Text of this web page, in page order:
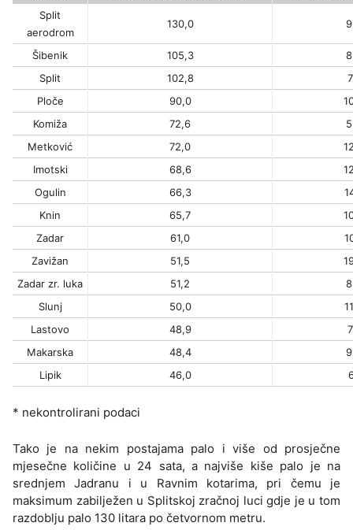
Split
aerodrom
130,0
Šibenik 105,3
Split
102,8
Ploče
90,0
Komiža
72,6
Metković
72,0
Imotski
68,6
Ogulin
66,3
Knin
65,7
Zadar
61,0
Zavižan
51,5
Zadar zr. luka
51,2
Slunj
50,0
Lastovo
48,9
Makarska
48,4
Lipik
46,0
* nekontrolirani podaci
Tako je na nekim postajama palo i više od prosječne
mjesečne količine u 24 sata, a najviše kiše palo je na
srednjem Jadranu i u Ravnim kotarima, pri čemu je
maksimum zabilježen u Splitskoj zračnoj luci gdje je u tom
razdoblju palo 130 litara po četvornom metru.